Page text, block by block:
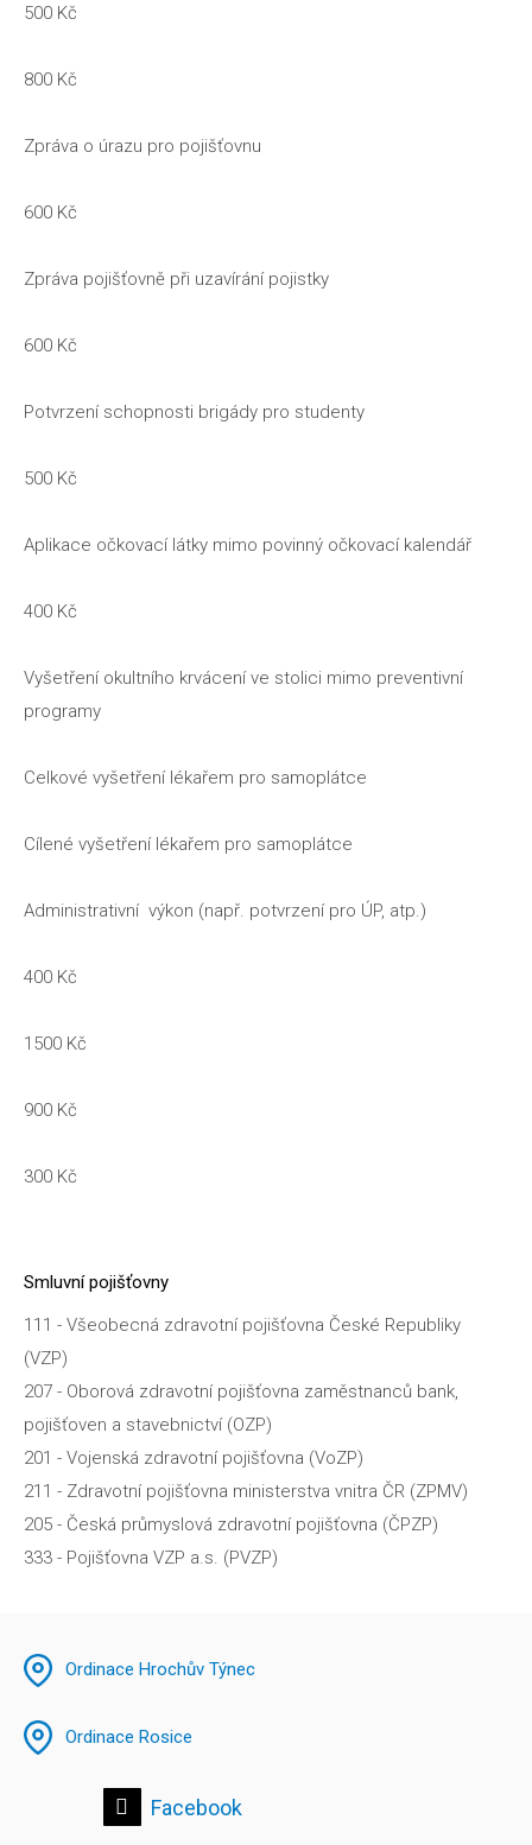
500 Kč
800 Kč
Zpráva o úrazu pro pojišťovnu
600 Kč
Zpráva pojišťovně při uzavírání pojistky
600 Kč
Potvrzení schopnosti brigády pro studenty
500 Kč
Aplikace očkovací látky mimo povinný očkovací kalendář
400 Kč
Vyšetření okultního krvácení ve stolici mimo preventivní
programy
Celkové vyšetření lékařem pro samoplátce
Cílené vyšetření lékařem pro samoplátce
Administrativní výkon (např. potvrzení pro ÚP, atp.)
400 Kč
1500 Kč
900 Kč
300 Kč
Smluvní pojišťovny
111 - Všeobecná zdravotní pojišťovna České Republiky
(VZP)
207 - Oborová zdravotní pojišťovna zaměstnanců bank,
pojišťoven a stavebnictví (OZP)
201 - Vojenská zdravotní pojišťovna (VoZP)
211 - Zdravotní pojišťovna ministerstva vnitra ČR (ZPMV)
205 - Česká průmyslová zdravotní pojišťovna (ČPZP)
333 - Pojišťovna VZP a.s. (PVZP)
Ordinace Hrochův Týnec
Ordinace Rosice
Facebook